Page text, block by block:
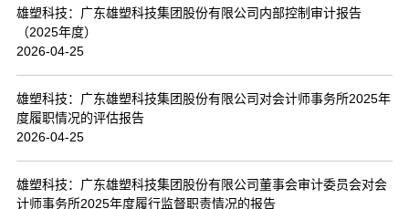
雄塑科技：广东雄塑科技集团股份有限公司内部控制审计报告
（2025年度）
2026-04-25
雄塑科技：广东雄塑科技集团股份有限公司对会计师事务所2025年
度履职情况的评估报告
2026-04-25
雄塑科技：广东雄塑科技集团股份有限公司董事会审计委员会对会
计师事务所2025年度履行监督职责情况的报告